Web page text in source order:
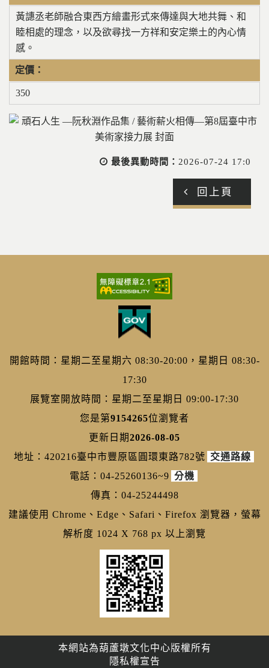
黃譓丞老師融合東西方繪畫形式來傳達與大地共舞、和
睦相處的理念，以及欲尋找一方祥和安定樂土的內心情
感。
定價：
350
最後異動時間： 2026-07-24 17:0
回上頁
開館時間：星期二至星期六 08:30-20:00，星期日 08:30-
17:30
展覽室開放時間：星期二至星期日 09:00-17:30
您是第9154265位瀏覽者
更新日期2026-08-05
地址：420216臺中市豐原區圓環東路782號 交通路線
電話：04-25260136~9 分機
傳真：04-25244498
建議使用 Chrome、Edge、Safari、Firefox 瀏覽器，螢幕
解析度 1024 X 768 px 以上瀏覽
本網站為葫蘆墩文化中心版權所有
隱私權宣告